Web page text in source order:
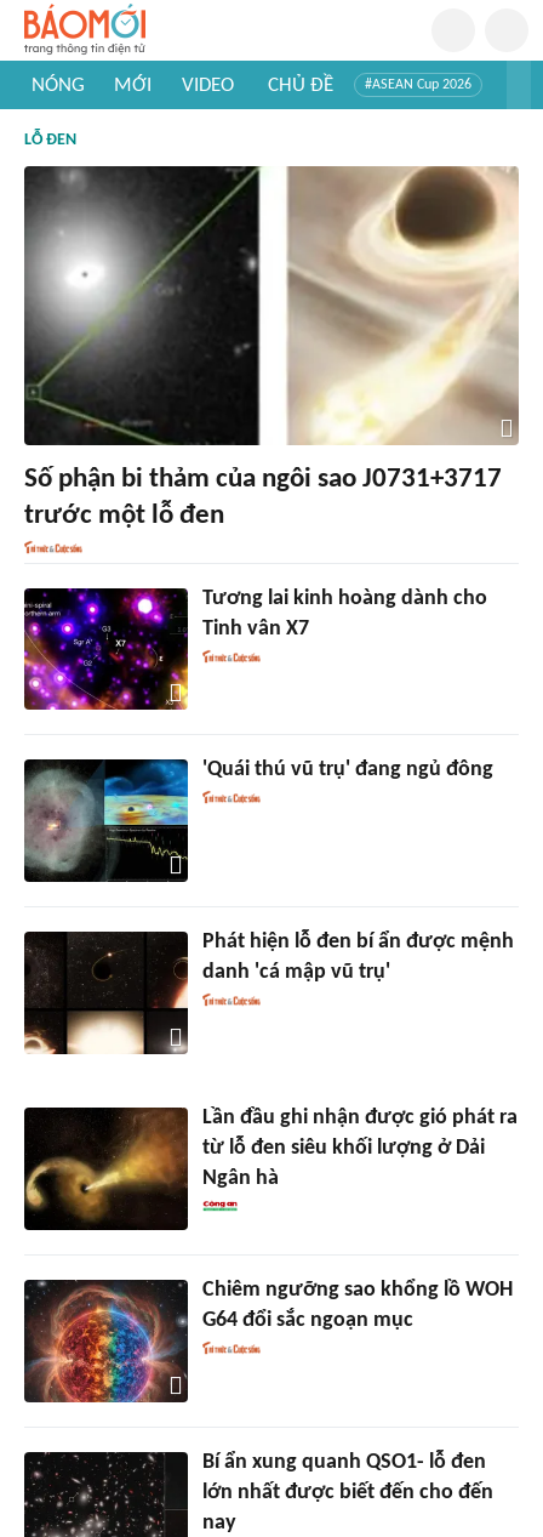
NÓNG MỚI VIDEO CHỦ ĐỀ #ASEAN Cup 2026
#Khám phá thế giới
LỖ ĐEN
Số phận bi thảm của ngôi sao J0731+3717
trước một lỗ đen
Tương lai kinh hoàng dành cho
Tinh vân X7
'Quái thú vũ trụ' đang ngủ đông
Phát hiện lỗ đen bí ẩn được mệnh
danh 'cá mập vũ trụ'
Lần đầu ghi nhận được gió phát ra
từ lỗ đen siêu khối lượng ở Dải
Ngân hà
Chiêm ngưỡng sao khổng lồ WOH
G64 đổi sắc ngoạn mục
Bí ẩn xung quanh QSO1- lỗ đen
lớn nhất được biết đến cho đến
nay